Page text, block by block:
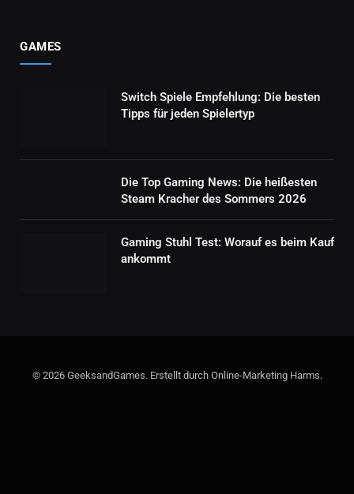
GAMES
Switch Spiele Empfehlung: Die besten
Tipps für jeden Spielertyp
Die Top Gaming News: Die heißesten
Steam Kracher des Sommers 2026
Gaming Stuhl Test: Worauf es beim Kauf
ankommt
© 2026 GeeksandGames. Erstellt durch Online-Marketing Harms.